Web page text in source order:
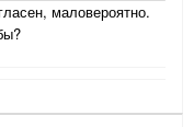
маловероятно.